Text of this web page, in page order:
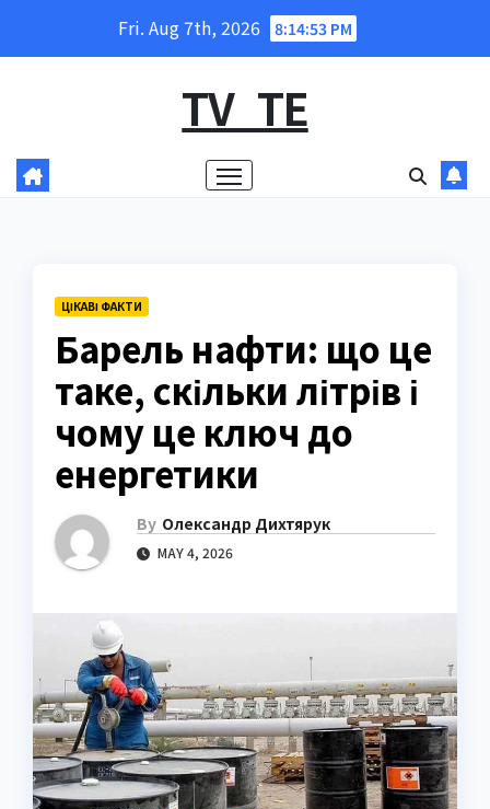
Fri. Aug 7th, 2026 8:14:54 PM
TV_TE
ЦІКАВІ ФАКТИ
Барель нафти: що це
таке, скільки літрів і
чому це ключ до
енергетики
By Олександр Дихтярук
MAY 4, 2026